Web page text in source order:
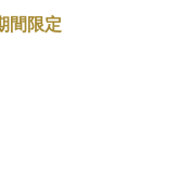
間限定